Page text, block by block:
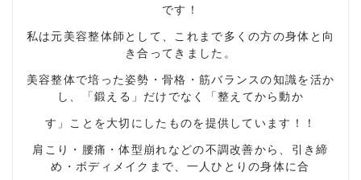
です！
私は元美容整体師として、これまで多くの方の身体と向
き合ってきました。
美容整体で培った姿勢・骨格・筋バランスの知識を活か
し、「鍛える」だけでなく「整えてから動か
す」ことを大切にしたものを提供しています！！
肩こり・腰痛・体型崩れなどの不調改善から、引き締
め・ボディメイクまで、一人ひとりの身体に合